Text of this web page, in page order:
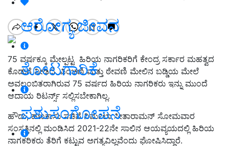
ಆರೋಗ್ಯ ಜೀವನ
ತೋಟಗಾರಿಕೆ
ಪಶುಸಂಗೋಪನೆ
75 ವರ್ಷಕ್ಕೂ ಮೇಲ್ಪಟ್ಟ ಹಿರಿಯ ನಾಗರಿಕರಿಗೆ ಕೇಂದ್ರ ಸರ್ಕಾರ ಮಹತ್ವದ
ಕೊಡುಗೆ ನೀಡಿದೆ. ಪಿಂಚಣಿ ಮತ್ತು ಠೇವಣಿ ಮೇಲಿನ ಬಡ್ಡಿಯ ಮೇಲೆ
ಅವಲಂಬಿತರಾಗಿರುವ 75 ವರ್ಷದ ಹಿರಿಯ ನಾಗರಿಕರು ಇನ್ನು ಮುಂದೆ
ಆದಾಯ ರಿಟರ್ನ್ಸ್ ಸಲ್ಲಿಸಬೇಕಾಗಿಲ್ಲ.
ಹೌದು, ಹಣಕಾಸು ಸಚಿವೆ ನಿರ್ಮಲಾ ಸೀತಾರಾಮನ್ ಸೋಮವಾರ
ಸಂಸತ್ತಿನಲ್ಲಿ ಮಂಡಿಸಿದ 2021-22ನೇ ಸಾಲಿನ ಆಯವ್ಯಯದಲ್ಲಿ ಹಿರಿಯ
ನಾಗಕರಿಕರು ತೆರಿಗೆ ಕಟ್ಟುವ ಅಗತ್ಯವಿಲ್ಲವೆಂದು ಘೋಷಿಸಿದ್ದಾರೆ.